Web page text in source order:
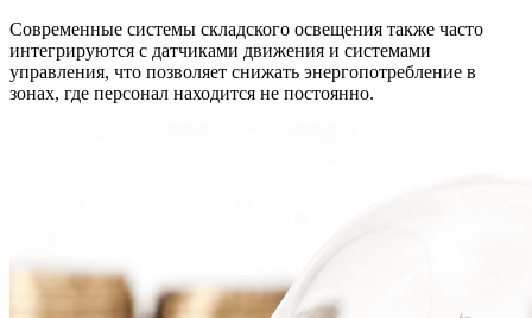
Современные системы складского освещения также часто
интегрируются с датчиками движения и системами
управления, что позволяет снижать энергопотребление в
зонах, где персонал находится не постоянно.